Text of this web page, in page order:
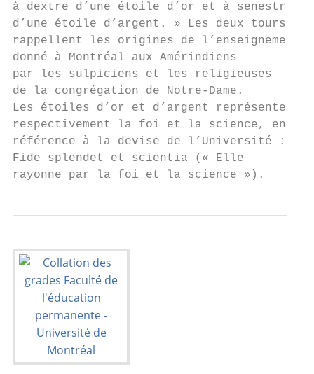
à dextre d’une étoile d’or et à senestre
d’une étoile d’argent. » Les deux tours
rappellent les origines de l’enseignement
donné à Montréal aux Amérindiens
par les sulpiciens et les religieuses
de la congrégation de Notre-Dame.
Les étoiles d’or et d’argent représentent
respectivement la foi et la science, en
référence à la devise de l’Université :
Fide splendet et scientia (« Elle
rayonne par la foi et la science »).